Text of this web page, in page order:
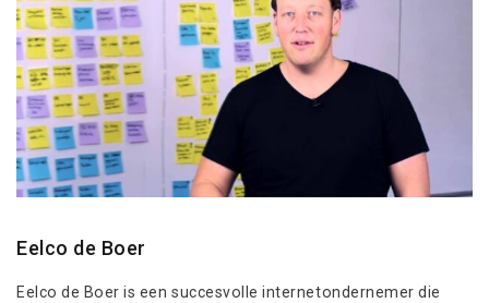
Eelco de Boer
Eelco de Boer is een succesvolle internetondernemer die